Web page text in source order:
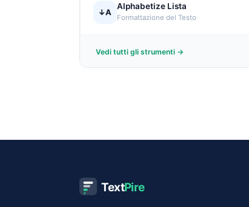
↓A
Alphabetize Lista
Formattazione del Testo
Vedi tutti gli strumenti →
TextPire